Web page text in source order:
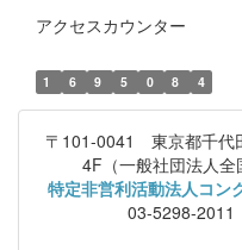
アクセスカウンター
1 6 9 5 0 8 4
〒101-0041 東京都千代
4F（一般社団法人全
特定非営利活動法人コ
03-5298-